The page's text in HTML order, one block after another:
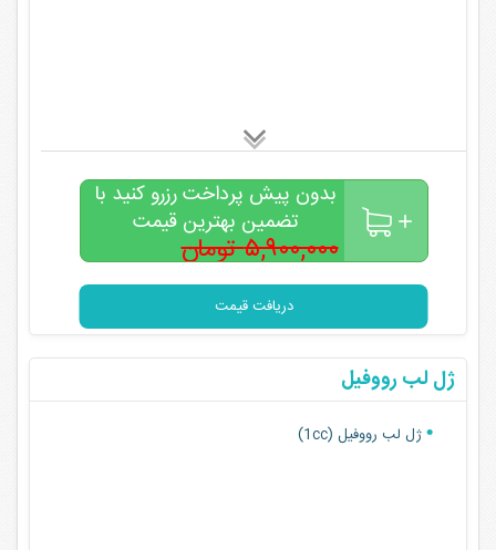
بدون پیش پرداخت رزرو کنید با
تضمین بهترین قیمت
۵,۹۰۰,۰۰۰ تومان
۴,۹۰۰,۰۰۰تومان
دریافت قیمت
ژل لب رووفیل
ژل لب رووفیل (1cc)